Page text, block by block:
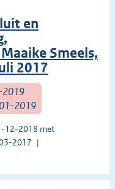
en
Smeels,
2017
2019
2019
12-2018 met
2017